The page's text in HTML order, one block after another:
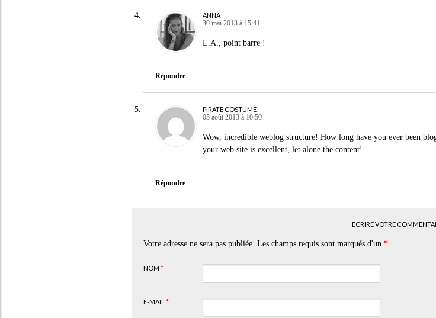
ANNA
30 mai 2013 à 15:41
L.A., point barre !
Répondre
PIRATE COSTUME
05 août 2013 à 10:50
Wow, incredible weblog structure! How long have you ever been
your web site is excellent, let alone the content!
Répondre
ECRIRE VOTRE
Votre adresse ne sera pas publiée. Les champs requis sont marqués d'un *
NOM *
E-MAIL *